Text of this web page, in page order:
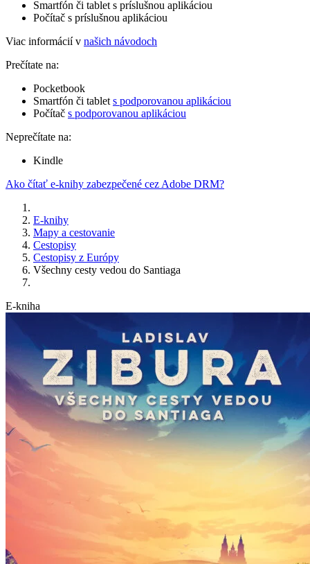
Smartfón či tablet s príslušnou aplikáciou
Počítač s príslušnou aplikáciou
Viac informácií v našich návodoch
Prečítate na:
Pocketbook
Smartfón či tablet s podporovanou aplikáciou
Počítač s podporovanou aplikáciou
Neprečítate na:
Kindle
Ako čítať e-knihy zabezpečené cez Adobe DRM?
E-knihy
Mapy a cestovanie
Cestopisy
Cestopisy z Európy
Všechny cesty vedou do Santiaga
E-kniha